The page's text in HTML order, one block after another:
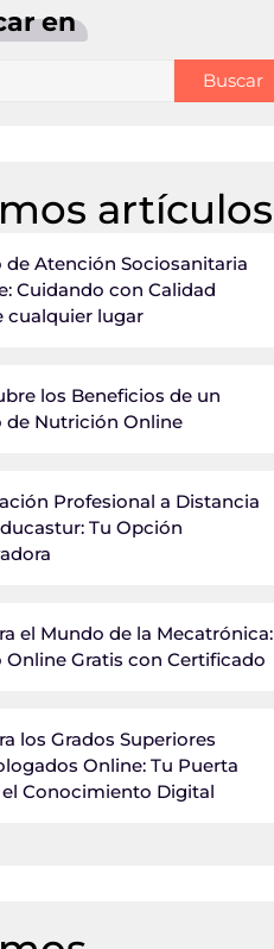
en
Buscar
artículos
de Atención Sociosanitaria
Cuidando con Calidad
cualquier lugar
los Beneficios de un
de Nutrición Online
Profesional a Distancia
Tu Opción
el Mundo de la Mecatrónica:
Online Gratis con Certificado
los Grados Superiores
Online: Tu Puerta
Conocimiento Digital